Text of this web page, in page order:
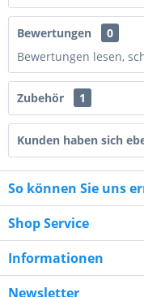
8 * 3 = ?
Bewertungen
0
Bewertungen lesen,
Zubehör 1
Kunden haben sich
So können Sie uns
Shop Service
Informationen
Newsletter